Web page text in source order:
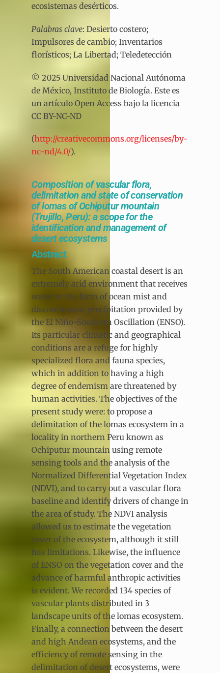
ecosistemas desérticos.
Palabras clave: Desierto costero;
Impulsores de cambio; Inventarios
florísticos; La Libertad; Teledetección
© 2025 Universidad Nacional Autónoma
de México, Instituto de Biología. Este es
un artículo Open Access bajo la licencia
CC BY-NC-ND
(http://creativecommons.org/licenses/by-
nc-nd/4.0/).
Composition of vascular flora,
delimitation and state of conservation
of lomas of Ochiputur mountain
(Trujillo, Peru): a scope for the
identification and management of
desert ecosystems
Abstract
The South American coastal desert is an
extremely arid environment that receives
water in the form of ocean mist and
discontinuous precipitation provided by
the El Niño-Southern Oscillation (ENSO).
Its particular climatic and geographical
conditions are a refuge for highly
specialized flora and fauna species,
which in addition to having a high
degree of endemism are threatened by
human activities. The objectives of the
present study were: to propose a
delimitation of the lomas ecosystem in a
locality in northern Peru known as
Ochiputur mountain using remote
sensing tools and the analysis of the
Normalized Differential Vegetation Index
(NDVI), and to carry out a vascular flora
baseline and identify drivers of change in
the area of study. The NDVI analysis
allowed us to estimate the vegetation
cover of the ecosystem, although it still
has limitations. Likewise, the influence
of ENSO on the vegetation cover and the
advance of harmful anthropic activities
is evident. We recorded 134 species of
vascular plants distributed in 3
landscape units of the lomas ecosystem.
Finally, a connection between the desert
and high Andean ecosystems, and the
efficiency of remote sensing in the
delimitation of desert ecosystems, were